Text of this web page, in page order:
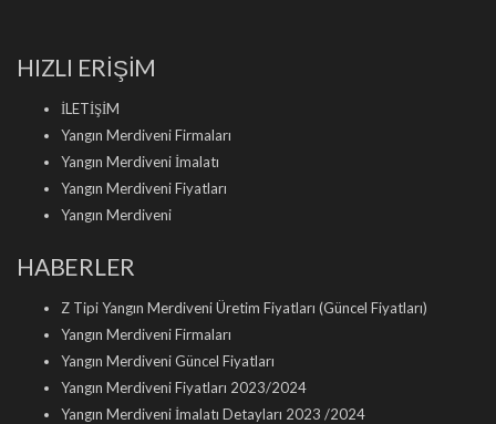
HIZLI ERİŞİM
İLETİŞİM
Yangın Merdiveni Firmaları
Yangın Merdiveni İmalatı
Yangın Merdiveni Fiyatları
Yangın Merdiveni
HABERLER
Z Tipi Yangın Merdiveni Üretim Fiyatları (Güncel Fiyatları)
Yangın Merdiveni Firmaları
Yangın Merdiveni Güncel Fiyatları
Yangın Merdiveni Fiyatları 2023/2024
Yangın Merdiveni İmalatı Detayları 2023 /2024